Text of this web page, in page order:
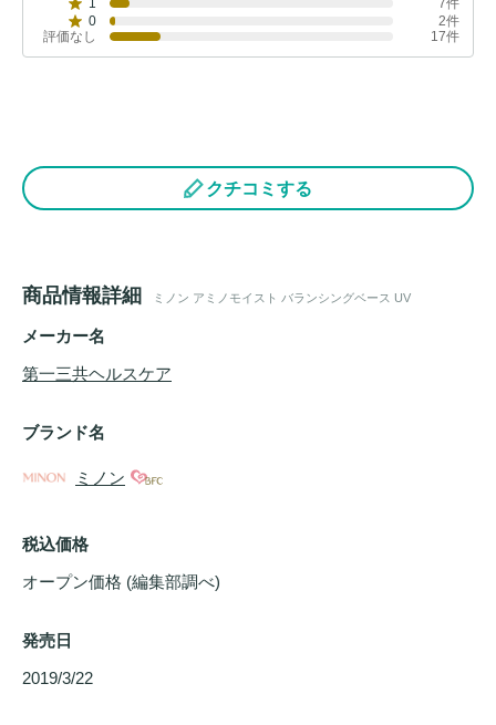
0
2件
評価なし
17件
クチコミする
商品情報詳細 ミノン アミノモイスト バランシングベース UV
メーカー名
第一三共ヘルスケア
ブランド名
ミノン
税込価格
オープン価格 (編集部調べ)
発売日
2019/3/22